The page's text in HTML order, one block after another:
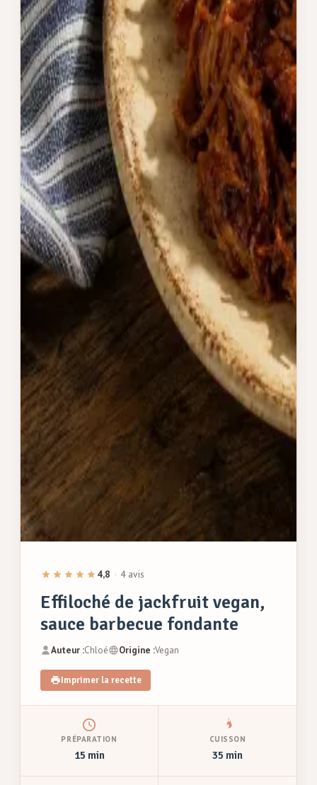
4,8 · 4 avis
Effiloché de jackfruit vegan,
sauce barbecue fondante
Auteur :Chloé Origine :Vegan
Imprimer la recette
PRÉPARATION
15 min
CUISSON
35 min